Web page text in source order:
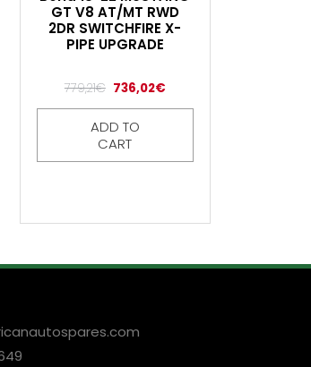
GT V8 AT/MT RWD
2DR SWITCHFIRE X-
PIPE UPGRADE
779,21€ 736,02€
ADD TO
CART